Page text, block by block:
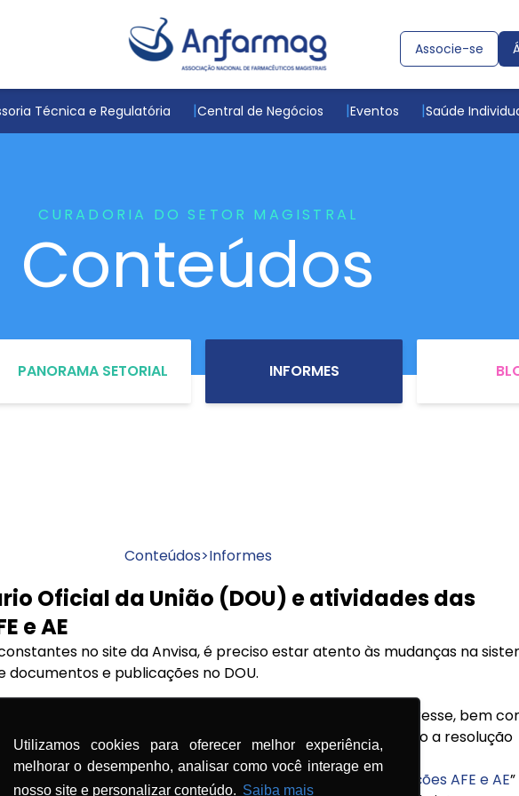
Utilizamos cookies para oferecer melhor experiência,
melhorar o desempenho, analisar como você interage em
nosso site e personalizar conteúdo. Saiba mais
Associe-se
Técnica e Regulatória Central de Negócios Eventos Saúde
CURADORIA DO SETOR MAGISTRAL
Conteúdos
PANORAMA SETORIAL INFORMES
Conteúdos>Informes
Oficial da União (DOU) e atividades das
e AE
no site da Anvisa, é preciso estar atento às mudanças na
documentos e publicações no DOU.
a passo detalhado para visualizar a publicação de interesse, bem
contendo os dados da farmácia e a página contendo a resolução
do diário oficial da união (DOU) e atividades das autorizações AFE e AE